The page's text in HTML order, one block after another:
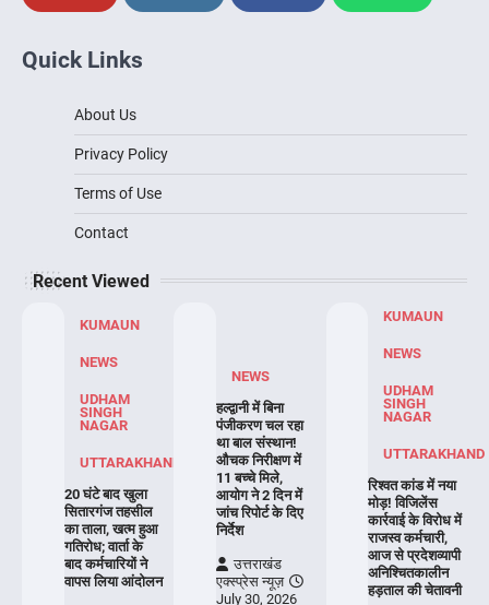
Quick Links
About Us
Privacy Policy
Terms of Use
Contact
Recent Viewed
KUMAUN
NEWS
UDHAM
SINGH
NAGAR
UTTARAKHAND
20 घंटे बाद खुला
सितारगंज तहसील
का ताला, खत्म हुआ
गतिरोध; वार्ता के
बाद कर्मचारियों ने
वापस लिया आंदोलन
NEWS
हल्द्वानी में बिना
पंजीकरण चल रहा
था बाल संस्थान!
औचक निरीक्षण में
11 बच्चे मिले,
आयोग ने 2 दिन में
जांच रिपोर्ट के दिए
निर्देश
उत्तराखंड
एक्स्प्रेस न्यूज़
July 30, 2026
KUMAUN
NEWS
UDHAM
SINGH
NAGAR
UTTARAKHAND
रिश्वत कांड में नया
मोड़! विजिलेंस
कार्रवाई के विरोध में
राजस्व कर्मचारी,
आज से प्रदेशव्यापी
अनिश्चितकालीन
हड़ताल की चेतावनी